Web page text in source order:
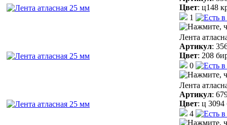
Цвет: ц148
1
Лента
Артикул:
Цвет: 208
0
Лента
Артикул:
Цвет: ц 3094
4